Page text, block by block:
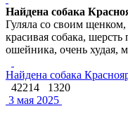
Найдена собака
Гуляла со своим
красивая собака,
ошейника, очень худая,
Найдена собака
42214
1320
3 мая 2025